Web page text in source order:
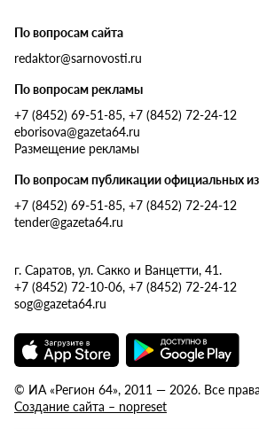
По вопросам сайта
redaktor@sarnovosti.ru
По вопросам рекламы
+7 (8452) 69-51-85, +7 (8452) 72-24-12
eborisova@gazeta64.ru
Размещение рекламы
По вопросам публикации официальных
+7 (8452) 69-51-85, +7 (8452) 72-24-12
tender@gazeta64.ru
г. Саратов, ул. Сакко и Ванцетти, 41.
+7 (8452) 72-10-06, +7 (8452) 72-24-12
sog@gazeta64.ru
© ИА «Регион 64», 2011 — 2026. Все
Создание сайта – nopreset